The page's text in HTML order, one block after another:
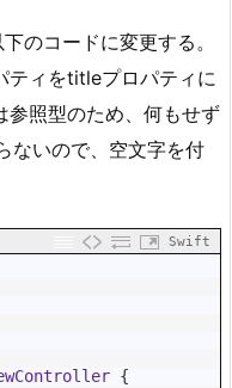
のコードに変更する。
ティをtitleプロパティに
照型のため、何もせず
ないので、空文字を付
Swift
{